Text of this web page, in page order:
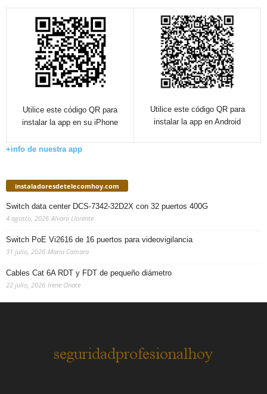
Utilice este código QR para
instalar la app en su iPhone
Utilice este código QR para
instalar la app en Android
+info de nuestra app
instaladoresdetelecomhoy.com
Switch data center DCS-7342-32D2X con 32 puertos 400G
4 agosto, 2026 Alvaro Llorente
Switch PoE Vi2616 de 16 puertos para videovigilancia
31 julio, 2026 Maria Camara
Cables Cat 6A RDT y FDT de pequeño diámetro
22 julio, 2026 Irene Onate